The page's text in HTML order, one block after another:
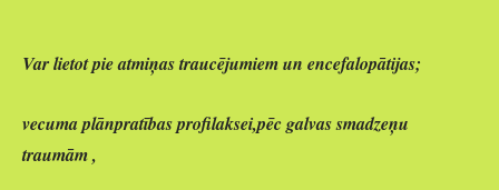
Var lietot pie atmiņas traucējumiem un encefalopātijas;
vecuma plānpratības profilaksei,pēc galvas smadzeņu
traumām ,